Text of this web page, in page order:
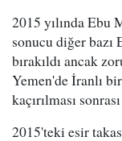
2015 yılında Ebu
sonucu diğer
bırakıldı ancak
Yemen'de İranlı
kaçırılması
2015'teki esir